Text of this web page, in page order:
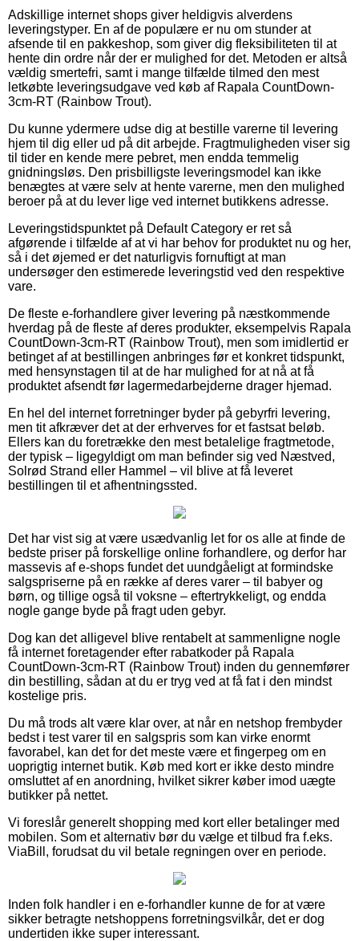
Adskillige internet shops giver heldigvis alverdens
leveringstyper. En af de populære er nu om stunder at
afsende til en pakkeshop, som giver dig fleksibiliteten til at
hente din ordre når der er mulighed for det. Metoden er altså
vældig smertefri, samt i mange tilfælde tilmed den mest
letkøbte leveringsudgave ved køb af Rapala CountDown-
3cm-RT (Rainbow Trout).
Du kunne ydermere udse dig at bestille varerne til levering
hjem til dig eller ud på dit arbejde. Fragtmuligheden viser sig
til tider en kende mere pebret, men endda temmelig
gnidningsløs. Den prisbilligste leveringsmodel kan ikke
benægtes at være selv at hente varerne, men den mulighed
beroer på at du lever lige ved internet butikkens adresse.
Leveringstidspunktet på Default Category er ret så
afgørende i tilfælde af at vi har behov for produktet nu og her,
så i det øjemed er det naturligvis fornuftigt at man
undersøger den estimerede leveringstid ved den respektive
vare.
De fleste e-forhandlere giver levering på næstkommende
hverdag på de fleste af deres produkter, eksempelvis Rapala
CountDown-3cm-RT (Rainbow Trout), men som imidlertid er
betinget af at bestillingen anbringes før et konkret tidspunkt,
med hensynstagen til at de har mulighed for at nå at få
produktet afsendt før lagermedarbejderne drager hjemad.
En hel del internet forretninger byder på gebyrfri levering,
men tit afkræver det at der erhverves for et fastsat beløb.
Ellers kan du foretrække den mest betalelige fragtmetode,
der typisk – ligegyldigt om man befinder sig ved Næstved,
Solrød Strand eller Hammel – vil blive at få leveret
bestillingen til et afhentningssted.
Det har vist sig at være usædvanlig let for os alle at finde de
bedste priser på forskellige online forhandlere, og derfor har
massevis af e-shops fundet det uundgåeligt at formindske
salgspriserne på en række af deres varer – til babyer og
børn, og tillige også til voksne – eftertrykkeligt, og endda
nogle gange byde på fragt uden gebyr.
Dog kan det alligevel blive rentabelt at sammenligne nogle
få internet foretagender efter rabatkoder på Rapala
CountDown-3cm-RT (Rainbow Trout) inden du gennemfører
din bestilling, sådan at du er tryg ved at få fat i den mindst
kostelige pris.
Du må trods alt være klar over, at når en netshop frembyder
bedst i test varer til en salgspris som kan virke enormt
favorabel, kan det for det meste være et fingerpeg om en
uoprigtig internet butik. Køb med kort er ikke desto mindre
omsluttet af en anordning, hvilket sikrer køber imod uægte
butikker på nettet.
Vi foreslår generelt shopping med kort eller betalinger med
mobilen. Som et alternativ bør du vælge et tilbud fra f.eks.
ViaBill, forudsat du vil betale regningen over en periode.
Inden folk handler i en e-forhandler kunne de for at være
sikker betragte netshoppens forretningsvilkår, det er dog
undertiden ikke super interessant.